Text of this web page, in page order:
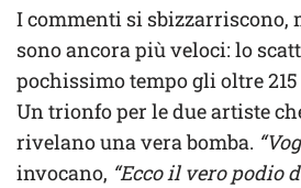
I commenti si sbizzarriscono,
sono ancora più veloci: lo
pochissimo tempo gli oltre
Un trionfo per le due artiste
rivelano una vera bomba.
invocano, “Ecco il vero podio